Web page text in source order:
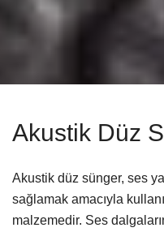
Akustik Düz
Akustik düz sünger, ses
sağlamak amacıyla
malzemedir. Ses